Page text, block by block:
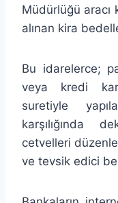
Müdürlüğü aracı
alınan kira
Bu idarelerce;
veya kredi
suretiyle
karşılığında
cetvelleri
ve tevsik edici